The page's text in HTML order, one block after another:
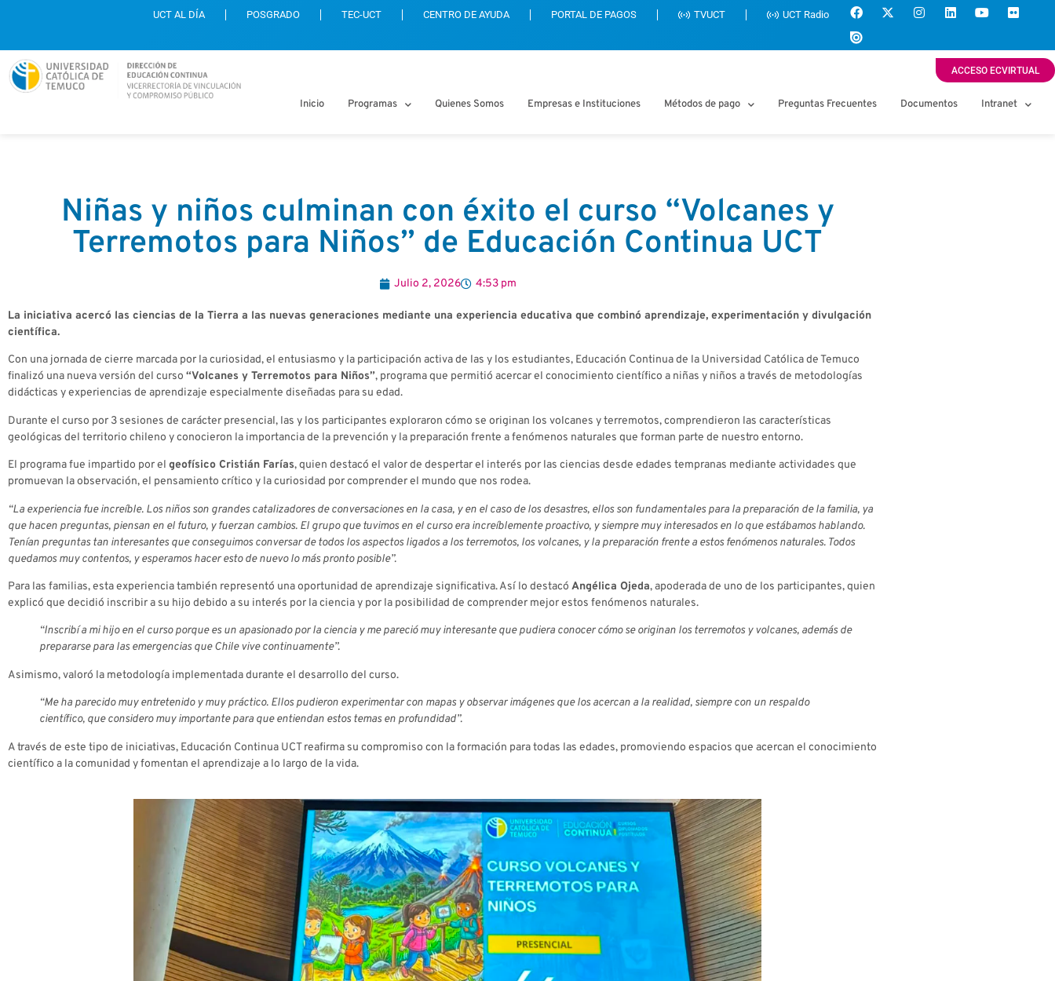
UCT AL DÍA POSGRADO TEC-UCT CENTRO DE AYUDA PORTAL DE PAGOS TVUCT UCT Radio
ACCESO ECVIRTUAL
Inicio Programas Quienes Somos Empresas e Instituciones Métodos de pago Preguntas Frecuentes Documentos Intranet
Niñas y niños culminan con éxito el curso “Volcanes y
Terremotos para Niños” de Educación Continua UCT
Julio 2, 2026 4:53 pm
La iniciativa acercó las ciencias de la Tierra a las nuevas generaciones mediante una experiencia educativa que combinó aprendizaje, experimentación y divulgación
científica.
Con una jornada de cierre marcada por la curiosidad, el entusiasmo y la participación activa de las y los estudiantes, Educación Continua de la Universidad Católica de Temuco
finalizó una nueva versión del curso “Volcanes y Terremotos para Niños”, programa que permitió acercar el conocimiento científico a niñas y niños a través de metodologías
didácticas y experiencias de aprendizaje especialmente diseñadas para su edad.
Durante el curso por 3 sesiones de carácter presencial, las y los participantes exploraron cómo se originan los volcanes y terremotos, comprendieron las características
geológicas del territorio chileno y conocieron la importancia de la prevención y la preparación frente a fenómenos naturales que forman parte de nuestro entorno.
El programa fue impartido por el geofísico Cristián Farías, quien destacó el valor de despertar el interés por las ciencias desde edades tempranas mediante actividades que
promuevan la observación, el pensamiento crítico y la curiosidad por comprender el mundo que nos rodea.
“La experiencia fue increíble. Los niños son grandes catalizadores de conversaciones en la casa, y en el caso de los desastres, ellos son fundamentales para la preparación de la familia, ya
que hacen preguntas, piensan en el futuro, y fuerzan cambios. El grupo que tuvimos en el curso era increíblemente proactivo, y siempre muy interesados en lo que estábamos hablando.
Tenían preguntas tan interesantes que conseguimos conversar de todos los aspectos ligados a los terremotos, los volcanes, y la preparación frente a estos fenómenos naturales. Todos
quedamos muy contentos, y esperamos hacer esto de nuevo lo más pronto posible”.
Para las familias, esta experiencia también representó una oportunidad de aprendizaje significativa. Así lo destacó Angélica Ojeda, apoderada de uno de los participantes, quien
explicó que decidió inscribir a su hijo debido a su interés por la ciencia y por la posibilidad de comprender mejor estos fenómenos naturales.
“Inscribí a mi hijo en el curso porque es un apasionado por la ciencia y me pareció muy interesante que pudiera conocer cómo se originan los terremotos y volcanes, además de
prepararse para las emergencias que Chile vive continuamente”.
Asimismo, valoró la metodología implementada durante el desarrollo del curso.
“Me ha parecido muy entretenido y muy práctico. Ellos pudieron experimentar con mapas y observar imágenes que los acercan a la realidad, siempre con un respaldo
científico, que considero muy importante para que entiendan estos temas en profundidad”.
A través de este tipo de iniciativas, Educación Continua UCT reafirma su compromiso con la formación para todas las edades, promoviendo espacios que acercan el conocimiento
científico a la comunidad y fomentan el aprendizaje a lo largo de la vida.